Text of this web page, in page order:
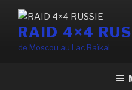
contenu
principal
RAID 4×4
de Moscou au Lac Baïkal